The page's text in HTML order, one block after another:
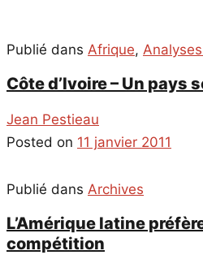
Publié dans Afrique,
Côte d’Ivoire – Un pays
Jean Pestieau
Posted on 11 janvier 2011
Publié dans Archives
L’Amérique latine
compétition